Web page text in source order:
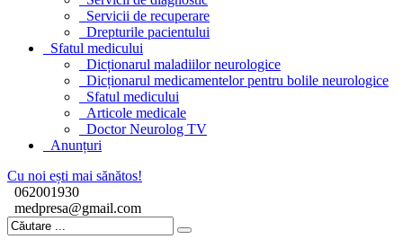
Servicii de recuperare
Drepturile pacientului
Sfatul medicului
Dicționarul maladiilor neurologice
Dicționarul medicamentelor pentru bolile neurologice
Sfatul medicului
Articole medicale
Doctor Neurolog TV
Anunțuri
Cu noi ești mai sănătos!
062001930
medpresa@gmail.com